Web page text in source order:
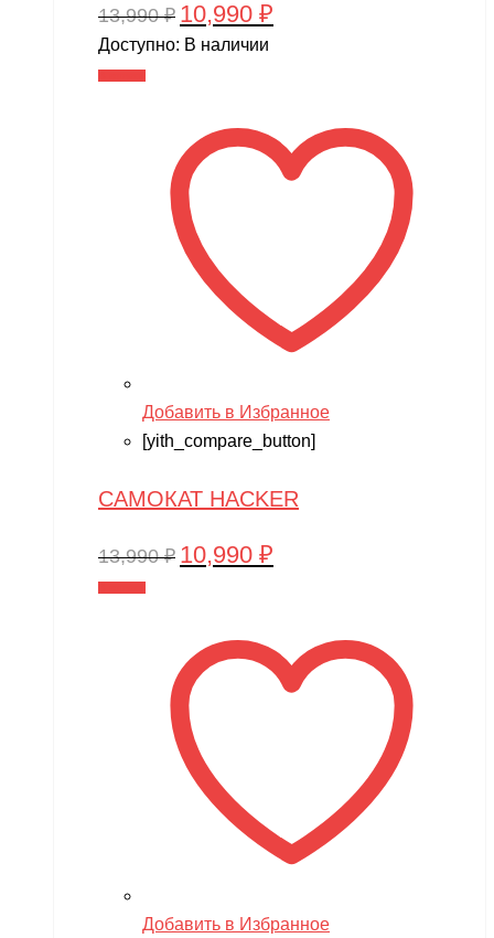
13,990₽ Первоначальная
цена
10,990 ₽
Доступно: В наличии
Добавить в Избранное
[yith_compare_button]
САМОКАТ HACKER
13,990₽ Первоначальная
13,990 ₽.
10,990 ₽
Добавить в Избранное